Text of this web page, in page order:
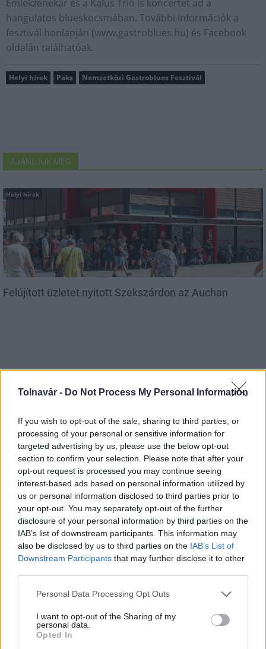
Tolnavár - Do Not Process My Personal Information
If you wish to opt-out of the sale, sharing to third parties, or
processing of your personal or sensitive information for
targeted advertising by us, please use the below opt-out
section to confirm your selection. Please note that after your
opt-out request is processed you may continue seeing
interest-based ads based on personal information utilized by
us or personal information disclosed to third parties prior to
your opt-out. You may separately opt-out of the further
disclosure of your personal information by third parties on the
IAB’s list of downstream participants. This information may
also be disclosed by us to third parties on the IAB’s List of
Downstream Participants that may further disclose it to other
Please note that this website/app uses one or more Google
not limited to your visit or usage behaviour. You may click to
grant or deny consent to Google and its third-party tags to
use your data for below specified purposes in below Google
Personal Data Processing Opt Outs
I want to opt-out of the Sharing of my
personal data.
Opted In
Emlékzenekar és a Kalus Trió is koncertet ad a
hangulatos blueskocsmában. További információk a
fesztivál honlapján (www.gastroblues.hu) és Facebook
oldalán találhatóak.
Helyi hírek Paks Nemzetközi Gastroblues Fesztivál
AJÁNLJUK MÉG
Helyi hírek
Felújított üzletet nyitott Szekszárdon az Auchan
Amire többmillióan vártunk: szombattól másodfokúra
csökken a riasztás
Helyi hírek